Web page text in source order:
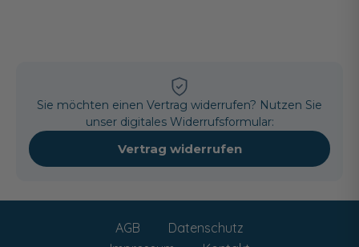
Sie möchten einen Vertrag widerrufen? Nutzen Sie
unser digitales Widerrufsformular:
Vertrag widerrufen
AGB
Datenschutz